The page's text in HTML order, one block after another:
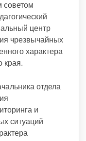
советом
центр
чрезвычайных
характера
края.
отдела
и
ситуаций